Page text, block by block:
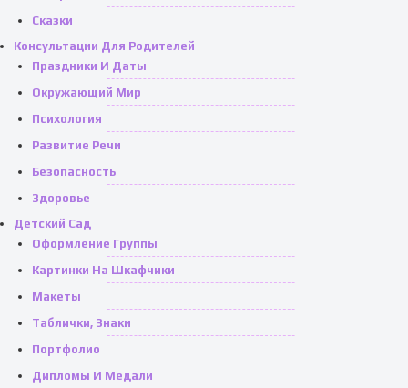
Сказки
Консультации Для Родителей
Праздники И Даты
Окружающий Мир
Психология
Развитие Речи
Безопасность
Здоровье
Детский Сад
Оформление Группы
Картинки На Шкафчики
Макеты
Таблички, Знаки
Портфолио
Дипломы И Медали